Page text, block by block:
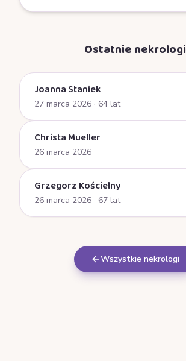
Ostatnie nekrologi
Joanna Staniek
27 marca 2026 · 64 lat
Christa Mueller
26 marca 2026
Grzegorz Kościelny
26 marca 2026 · 67 lat
Wszystkie nekrologi